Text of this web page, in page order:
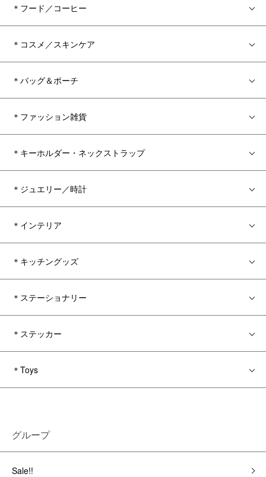
＊フード／コーヒー
＊コスメ／スキンケア
＊バッグ＆ポーチ
＊ファッション雑貨
＊キーホルダー・ネックストラップ
＊ジュエリー／時計
＊インテリア
＊キッチングッズ
＊ステーショナリー
＊ステッカー
＊Toys
グループ
Sale!!